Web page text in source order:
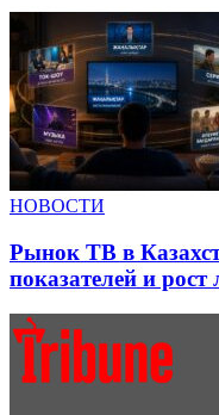
НОВОСТИ
Рынок ТВ в
показателей и рост